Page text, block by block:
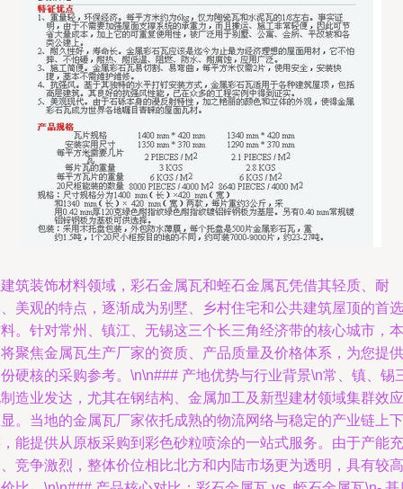
筑装饰材料领域，彩石金属瓦和蛭石金属瓦凭借其轻质、耐
美观的特点，逐渐成为别墅、乡村住宅和公共建筑屋顶的首选
。针对常州、镇江、无锡这三个长三角经济带的核心城市，本
聚焦金属瓦生产厂家的资质、产品质量及价格体系，为您提供
硬核的采购参考。\n\n### 产地优势与行业背景\n常、镇、锡
造业发达，尤其在钢结构、金属加工及新型建材领域集群效应
。当地的金属瓦厂家依托成熟的物流网络与稳定的产业链上下
能提供从原板采购到彩色砂粒喷涂的一站式服务。由于产能充
竞争激烈，整体价位相比北方和内陆市场更为透明，具有较高